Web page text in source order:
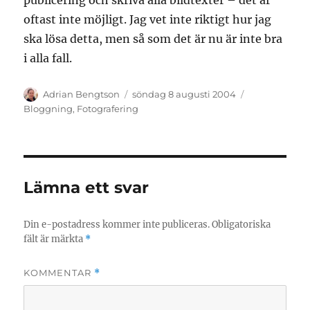
oftast inte möjligt. Jag vet inte riktigt hur jag
ska lösa detta, men så som det är nu är inte bra
i alla fall.
Författare
Adrian Bengtson
Publicerat
den
söndag 8 augusti 2004
Bloggning, Fotografering
Lämna ett svar
Din e-postadress kommer inte publiceras. Obligatoriska
fält är märkta *
KOMMENTAR *